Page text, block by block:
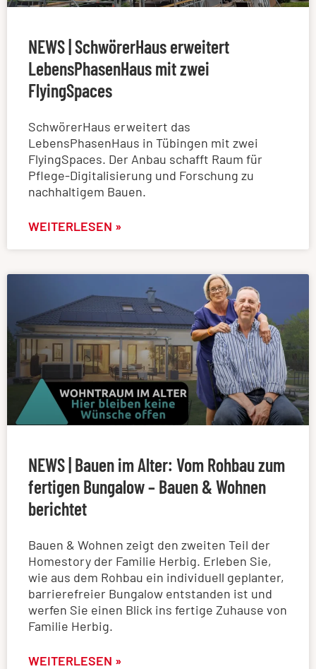
NEWS | SchwörerHaus erweitert
LebensPhasenHaus mit zwei
FlyingSpaces
SchwörerHaus erweitert das
LebensPhasenHaus in Tübingen mit zwei
FlyingSpaces. Der Anbau schafft Raum für
Pflege-Digitalisierung und Forschung zu
nachhaltigem Bauen.
WEITERLESEN »
NEWS | Bauen im Alter: Vom Rohbau zum
fertigen Bungalow – Bauen & Wohnen
berichtet
Bauen & Wohnen zeigt den zweiten Teil der
Homestory der Familie Herbig. Erleben Sie,
wie aus dem Rohbau ein individuell geplanter,
barrierefreier Bungalow entstanden ist und
werfen Sie einen Blick ins fertige Zuhause von
Familie Herbig.
WEITERLESEN »